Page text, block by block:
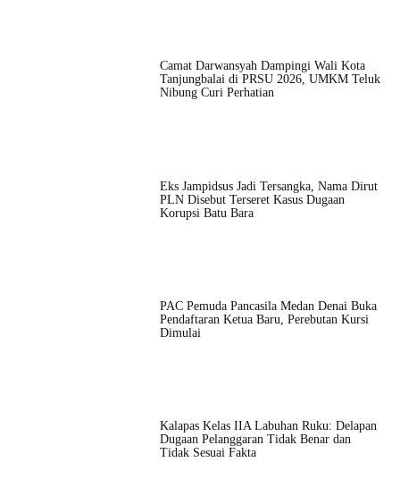
Camat Darwansyah Dampingi Wali Kota
Tanjungbalai di PRSU 2026, UMKM Teluk
Nibung Curi Perhatian
Eks Jampidsus Jadi Tersangka, Nama Dirut
PLN Disebut Terseret Kasus Dugaan
Korupsi Batu Bara
PAC Pemuda Pancasila Medan Denai Buka
Pendaftaran Ketua Baru, Perebutan Kursi
Dimulai
Kalapas Kelas IIA Labuhan Ruku: Delapan
Dugaan Pelanggaran Tidak Benar dan
Tidak Sesuai Fakta